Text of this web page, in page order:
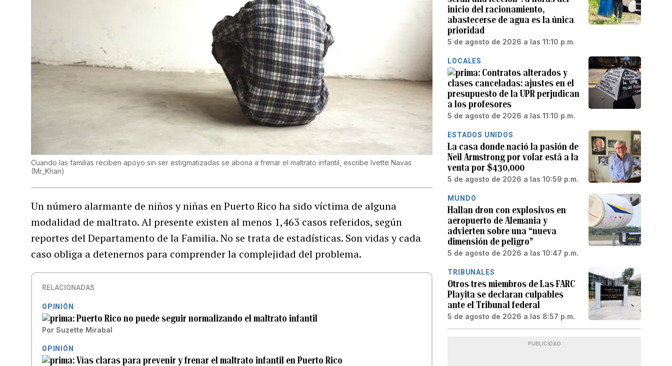
Cuando las familias reciben apoyo sin ser estigmatizadas se abona a frenar el maltrato infantil, escribe Ivette Navas
(Mr_Khan)
Un número alarmante de niños y niñas en Puerto Rico ha sido víctima de alguna
modalidad de maltrato. Al presente existen al menos 1,463 casos referidos, según
reportes del Departamento de la Familia. No se trata de estadísticas. Son vidas y cada
caso obliga a detenernos para comprender la complejidad del problema.
RELACIONADAS
OPINIÓN
Puerto Rico no puede seguir normalizando el maltrato infantil
Por Suzette Mirabal
OPINIÓN
Vías claras para prevenir y frenar el maltrato infantil en Puerto Rico
inicio del racionamiento,
abastecerse de agua es la única
prioridad
5 de agosto de 2026 a las 11:10 p.m.
LOCALES
Contratos alterados y
clases canceladas: ajustes en el
presupuesto de la UPR perjudican
a los profesores
5 de agosto de 2026 a las 11:10 p.m.
ESTADOS UNIDOS
La casa donde nació la pasión de
Neil Armstrong por volar está a la
venta por $430,000
5 de agosto de 2026 a las 10:59 p.m.
MUNDO
Hallan dron con explosivos en
aeropuerto de Alemania y
advierten sobre una “nueva
dimensión de peligro”
5 de agosto de 2026 a las 10:47 p.m.
TRIBUNALES
Otros tres miembros de Las FARC
Playita se declaran culpables
ante el Tribunal federal
5 de agosto de 2026 a las 8:57 p.m.
PUBLICIDAD